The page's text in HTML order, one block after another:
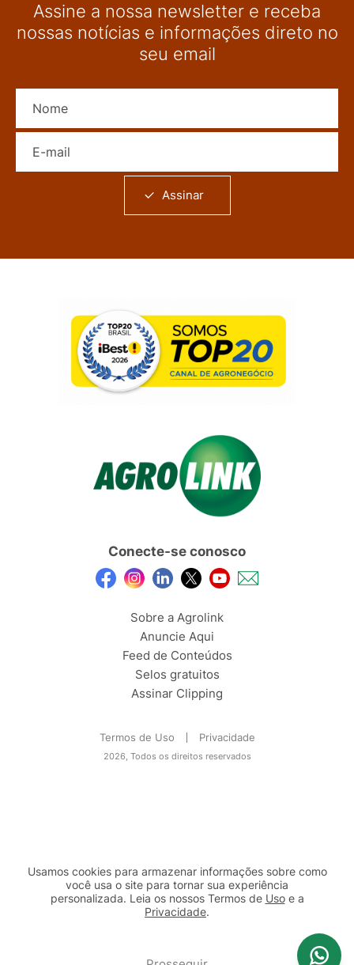
Assine a nossa newsletter e receba
nossas notícias e informações direto no
seu email
Assinar
Conecte-se conosco
Sobre a Agrolink
Anuncie Aqui
Feed de Conteúdos
Selos gratuitos
Assinar Clipping
Termos de Uso Privacidade
2026, Todos os direitos reservados
Usamos cookies para armazenar informações sobre como
você usa o site para tornar sua experiência
personalizada. Leia os nossos Termos de Usoe a
Privacidade.